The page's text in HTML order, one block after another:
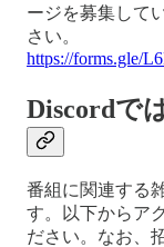
ージを募集して
さい。
https://forms.gle/
Discordで
番組に関連する
す。以下からア
ださい。なお、